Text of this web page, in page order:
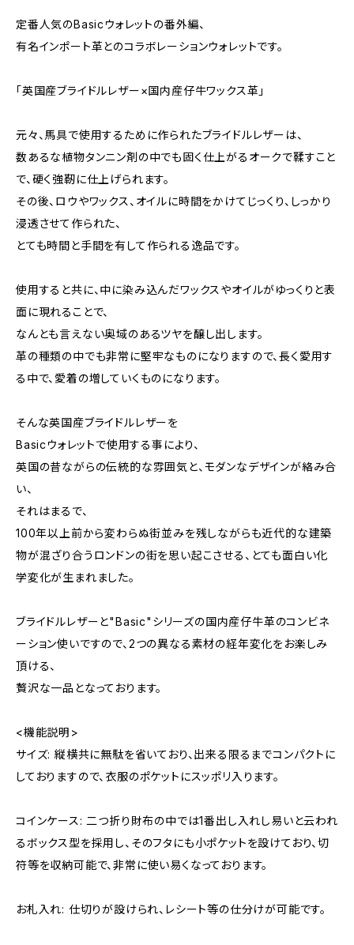
定番人気のBasicウォレットの番外編、
有名インポート革とのコラボレーションウォレットです。
「英国産ブライドルレザー×国内産仔牛ワックス革」
元々、馬具で使用するために作られたブライドルレザーは、
数あるな植物タンニン剤の中でも固く仕上がるオークで鞣すこと
で、硬く強靭に仕上げられます。
その後、ロウやワックス、オイルに時間をかけてじっくり、しっかり
浸透させて作られた、
とても時間と手間を有して作られる逸品です。
使用すると共に、中に染み込んだワックスやオイルがゆっくりと表
面に現れることで、
なんとも言えない奥域のあるツヤを醸し出します。
革の種類の中でも非常に堅牢なものになりますので、長く愛用す
る中で、愛着の増していくものになります。
そんな英国産ブライドルレザーを
Basicウォレットで使用する事により、
英国の昔ながらの伝統的な雰囲気と、モダンなデザインが絡み合
い、
それはまるで、
100年以上前から変わらぬ街並みを残しながらも近代的な建築
物が混ざり合うロンドンの街を思い起こさせる、とても面白い化
学変化が生まれました。
ブライドルレザーと"Basic"シリーズの国内産仔牛革のコンビネ
ーション使いですので、2つの異なる素材の経年変化をお楽しみ
頂ける、
贅沢な一品となっております。
<機能説明>
サイズ: 縦横共に無駄を省いており、出来る限るまでコンパクトに
しておりますので、衣服のポケットにスッポリ入ります。
コインケース: 二つ折り財布の中では1番出し入れし易いと云われ
るボックス型を採用し、そのフタにも小ポケットを設けており、切
符等を収納可能で、非常に使い易くなっております。
お札入れ: 仕切りが設けられ、レシート等の仕分けが可能です。